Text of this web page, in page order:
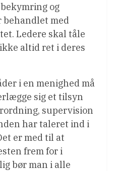
og
behandlet med
Ledere skal tåle
altid ret i deres
i en menighed må
sig et tilsyn
supervision
har taleret ind i
er med til at
frem for i
bør man i alle